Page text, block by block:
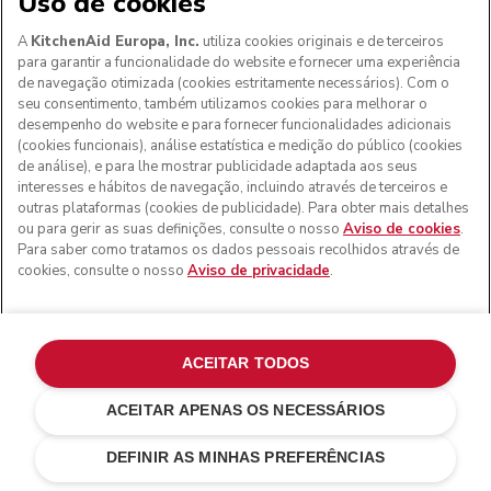
€ 59,25 custos € 19,75
Aos clientes nos Açores, Madeira e outros territórios
portugueses: Por favor, contacte a nossa equipa de Apoio
ao Cliente para efetuar a sua encomenda, de forma a
podermos fornecer os custos de envio exatos e aplicar a
taxa de IVA correta
© KitchenAid 2026 - Todos os direitos reservados.
Gerir as minhas cookies
Aviso de privacidade
Política de cookies
Outros países
Resolução de litígios online
A KitchenAid Europa, Inc. utiliza cookies originais e de terceiros
para garantir a funcionalidade do website e fornecer uma experiência
de navegação otimizada (cookies estritamente necessários). Com o
seu consentimento, também utilizamos cookies para melhorar o
desempenho do website e para fornecer funcionalidades adicionais
(cookies funcionais), análise estatística e medição do público (cookies
de análise), e para lhe mostrar publicidade adaptada aos seus
interesses e hábitos de navegação, incluindo através de terceiros e
outras plataformas (cookies de publicidade). Para obter mais detalhes
ou para gerir as suas definições, consulte o nosso Aviso de cookies.
Para saber como tratamos os dados pessoais recolhidos através de
cookies, consulte o nosso Aviso de privacidade.
DEFINIR AS MINHAS PREFERÊNCIAS
ACEITAR APENAS OS NECESSÁRIOS
ACEITAR TODOS